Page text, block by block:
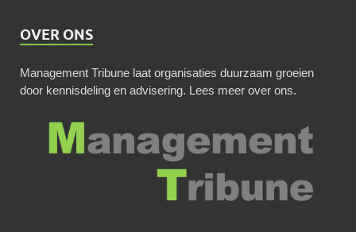
OVER ONS
Management Tribune laat organisaties duurzaam groeien
door kennisdeling en advisering. Lees meer over ons.